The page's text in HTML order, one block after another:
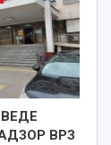
ВРЗ